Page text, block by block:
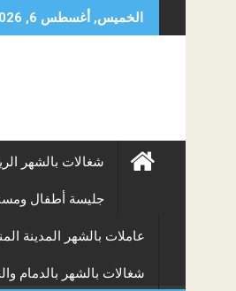
to
الخميس, أغسطس 6, 2026
شغالات بالشهر
جليسة أطفال
عاملات بالشهر المدينة
شغالات بالشهر بالدمام